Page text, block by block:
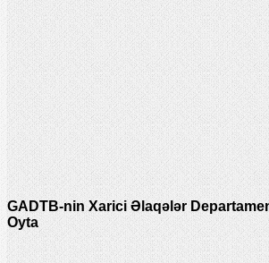
GADTB-nin Xarici Əlaqələr
Oyta